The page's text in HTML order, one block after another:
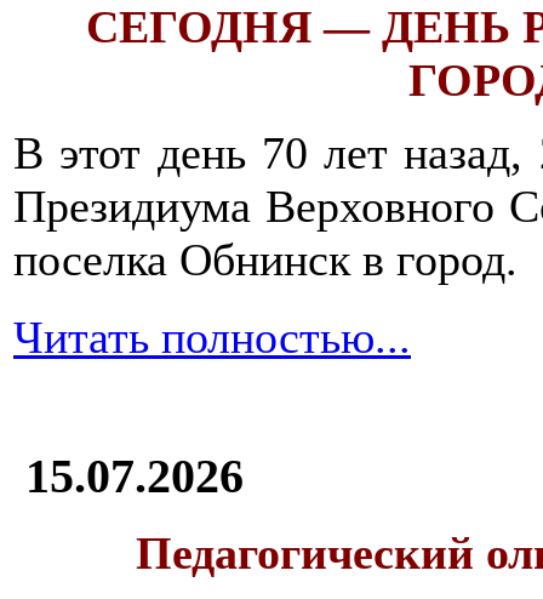
СЕГОДНЯ — ДЕНЬ
В этот день 70 лет
Президиума Верховного
поселка Обнинск в город.
Читать полностью...
15.07.2026
Педагогический